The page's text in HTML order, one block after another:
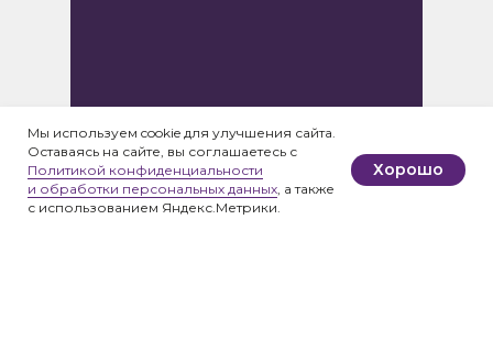
Мы используем cookie для улучшения сайта.
Оставаясь на сайте, вы соглашаетесь с
Политикой конфиденциальности
и обработки персональных данных, а также
с использованием Яндекс.Метрики.
Хорошо